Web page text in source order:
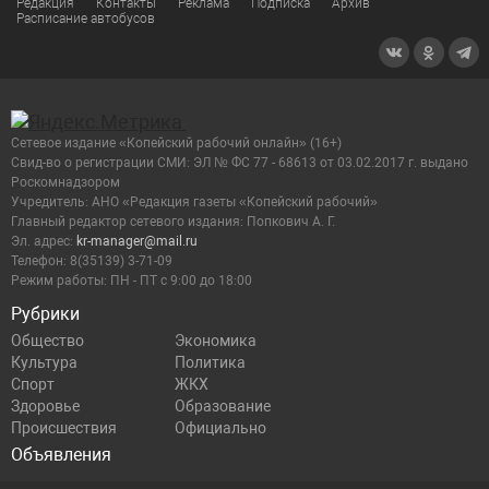
Редакция Контакты Реклама Подписка
Архив
Расписание автобусов
Рубрики
Общество
Экономика
Культура
Политика
Спорт
ЖКХ
Здоровье
Образование
Происшествия
Официально
Объявления
Сетевое издание «Копейский рабочий онлайн» (16+)
Cвид-во о регистрации СМИ: ЭЛ № ФС 77 - 68613 от 03.02.2017 г. выдано
Роскомнадзором
Учредитель: АНО «Редакция газеты «Копейский рабочий»
Главный редактор сетевого издания: Попкович А. Г.
Эл. адрес: kr-manager@mail.ru
Телефон: 8(35139) 3-71-09
Режим работы: ПН - ПТ с 9:00 до 18:00